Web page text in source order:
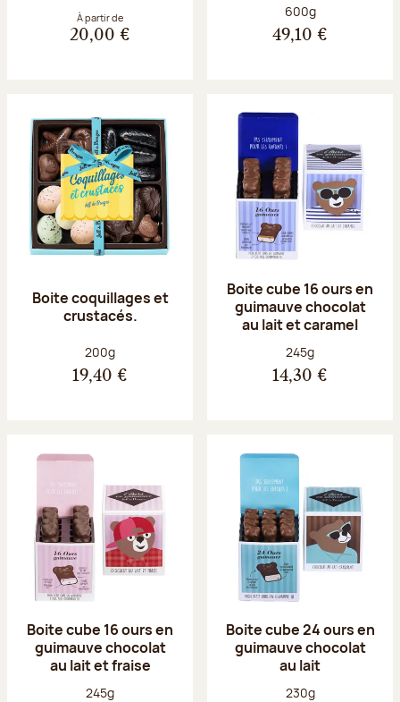
À partir de
20,00 €
Poids net :
600g
49,10 €
Boite coquillages et
crustacés.
Poids net :
200g
19,40 €
Boite cube 16 ours en
guimauve chocolat
au lait et caramel
Poids net :
245g
14,30 €
Boite cube 16 ours en
guimauve chocolat
au lait et fraise
Poids net :
245g
Boite cube 24 ours en
guimauve chocolat
au lait
Poids net :
230g